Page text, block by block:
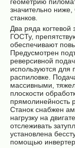
значительно
станков.
Два ряда когтевой
ГОСТу,
обеспечивают
Предусмотрен
реверсивной
используются для
распиловке.
массивными,
плоскости
прямолинейность
Станок снабжен
нагрузку на
отслеживать
установлена
помощью